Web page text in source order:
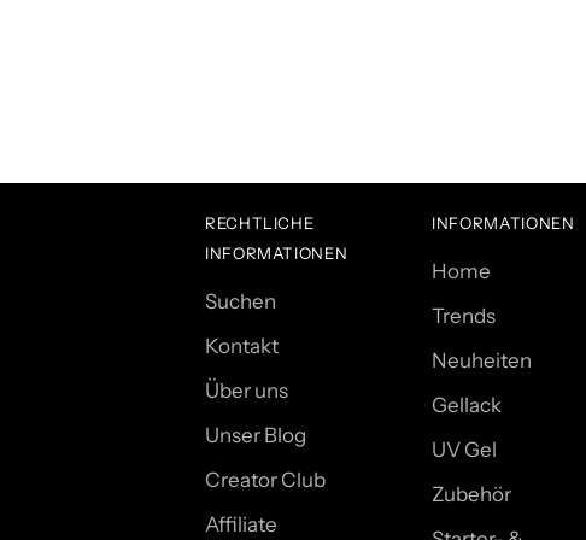
RECHTLICHE
INFORMATIONEN
Suchen
Kontakt
Über uns
Unser Blog
Creator Club
Affiliate
INFORMATIONEN
Home
Trends
Neuheiten
Gellack
UV Gel
Zubehör